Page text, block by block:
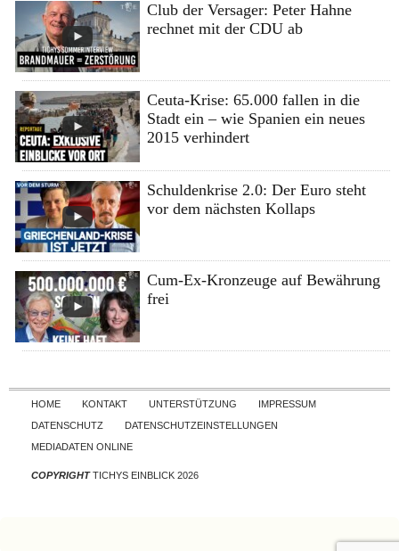
Club der Versager: Peter Hahne
rechnet mit der CDU ab
Ceuta-Krise: 65.000 fallen in die
Stadt ein – wie Spanien ein neues
2015 verhindert
Schuldenkrise 2.0: Der Euro steht
vor dem nächsten Kollaps
Cum-Ex-Kronzeuge auf Bewährung
frei
Skip to content
HOME KONTAKT UNTERSTÜTZUNG
IMPRESSUM
DATENSCHUTZ
DATENSCHUTZEINSTELLUNGEN
MEDIADATEN ONLINE
COPYRIGHTTICHYS EINBLICK 2026